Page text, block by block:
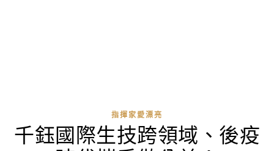
指揮家愛漂亮
千鈺國際生技跨領域、後疫